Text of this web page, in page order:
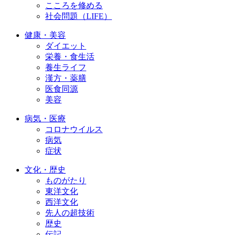
こころを修める
社会問題（LIFE）
健康・美容
ダイエット
栄養・食生活
養生ライフ
漢方・薬膳
医食同源
美容
病気・医療
コロナウイルス
病気
症状
文化・歴史
ものがたり
東洋文化
西洋文化
先人の超技術
歴史